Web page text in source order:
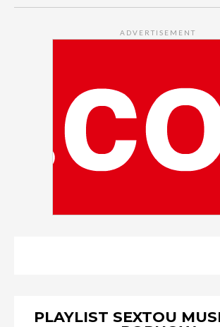
ADVERTISEMENT
PLAYLIST SEXTOU